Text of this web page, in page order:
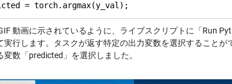
動画に示されているように、ライブスクリプトに「Run
実行します。タスクが返す特定の出力変数を選択すること
変数「predicted」を選択しました。